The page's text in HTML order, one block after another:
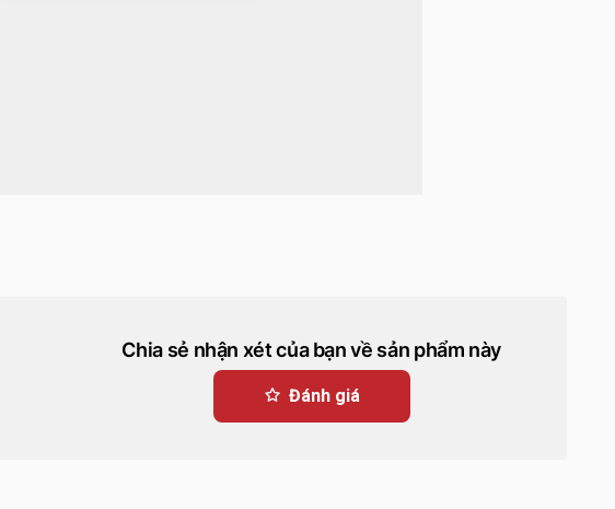
Chia sẻ nhận xét của bạn về sản phẩm này
Đánh giá